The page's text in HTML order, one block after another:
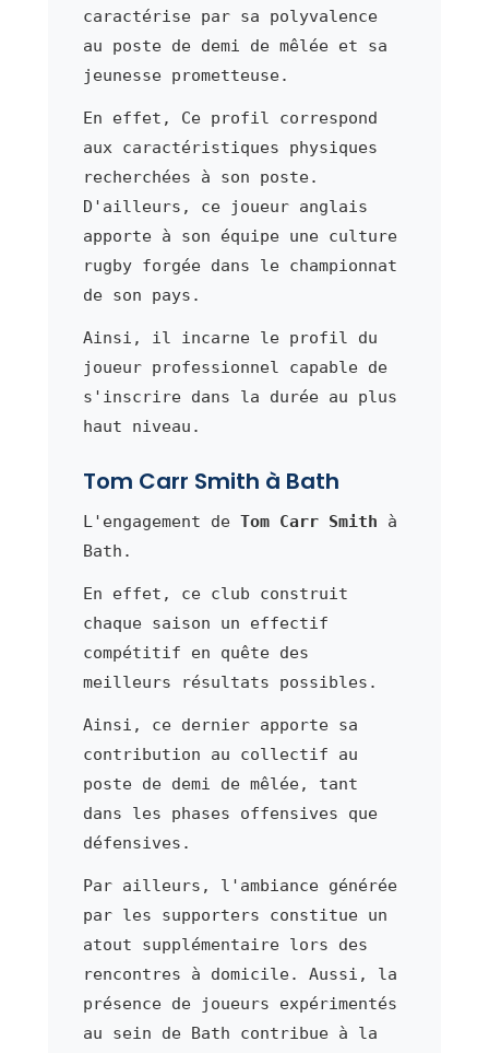
caractérise par sa polyvalence
au poste de demi de mêlée et sa
jeunesse prometteuse.
En effet, Ce profil correspond
aux caractéristiques physiques
recherchées à son poste.
D'ailleurs, ce joueur anglais
apporte à son équipe une culture
rugby forgée dans le championnat
de son pays.
Ainsi, il incarne le profil du
joueur professionnel capable de
s'inscrire dans la durée au plus
haut niveau.
Tom Carr Smith à Bath
L'engagement de Tom Carr Smith à
Bath.
En effet, ce club construit
chaque saison un effectif
compétitif en quête des
meilleurs résultats possibles.
Ainsi, ce dernier apporte sa
contribution au collectif au
poste de demi de mêlée, tant
dans les phases offensives que
défensives.
Par ailleurs, l'ambiance générée
par les supporters constitue un
atout supplémentaire lors des
rencontres à domicile. Aussi, la
présence de joueurs expérimentés
au sein de Bath contribue à la